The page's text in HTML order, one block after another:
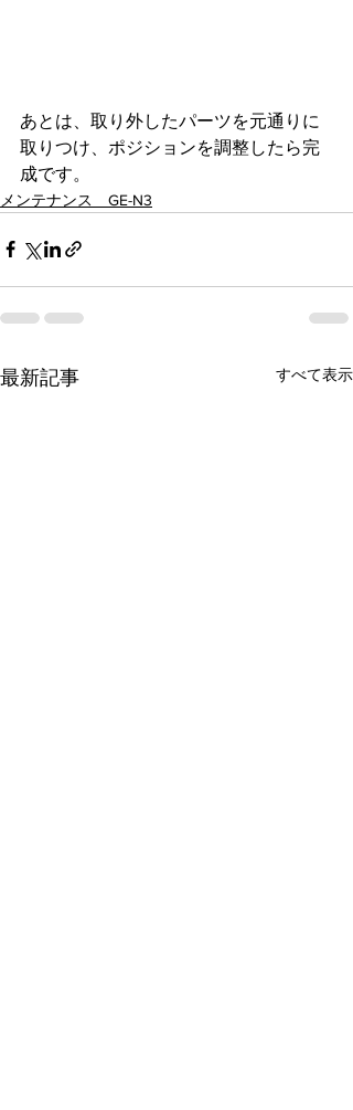
あとは、取り外したパーツを元通りに
取りつけ、ポジションを調整したら完
成です。
メンテナンス GE-N3
最新記事 すべて表示